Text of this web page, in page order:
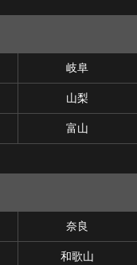
岐阜
山梨
富山
奈良
和歌山